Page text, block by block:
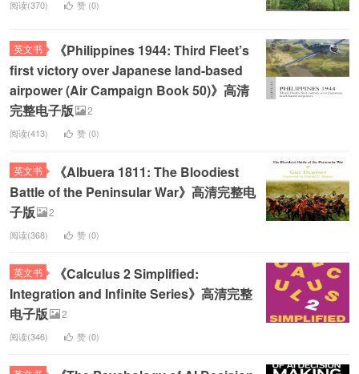
阅读(370) 赞 (0)
英文书
《Philippines 1944: Third Fleet’s
first victory over Japanese land-based
airpower (Air Campaign Book 50)》高清
完整电子版
2
阅读(413) 赞 (0)
英文书
《Albuera 1811: The Bloodiest
Battle of the Peninsular War》高清完整电
子版
2
阅读(368) 赞 (0)
英文书
《Calculus 2 Simplified:
Integration and Infinite Series》高清完整
电子版
2
阅读(346) 赞 (0)